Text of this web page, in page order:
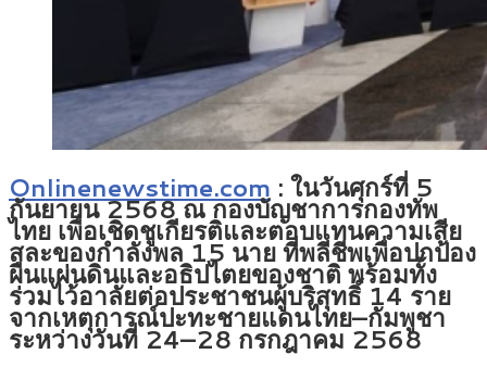
Onlinenewstime.com : ในวันศุกร์ที่ 5
กันยายน 2568 ณ กองบัญชาการกองทัพ
ไทย เพื่อเชิดชูเกียรติและตอบแทนความเสีย
สละของกำลังพล 15 นาย ที่พลีชีพเพื่อปกป้อง
ผืนแผ่นดินและอธิปไตยของชาติ พร้อมทั้ง
ร่วมไว้อาลัยต่อประชาชนผู้บริสุทธิ์ 14 ราย
จากเหตุการณ์ปะทะชายแดนไทย–กัมพูชา
ระหว่างวันที่ 24–28 กรกฎาคม 2568